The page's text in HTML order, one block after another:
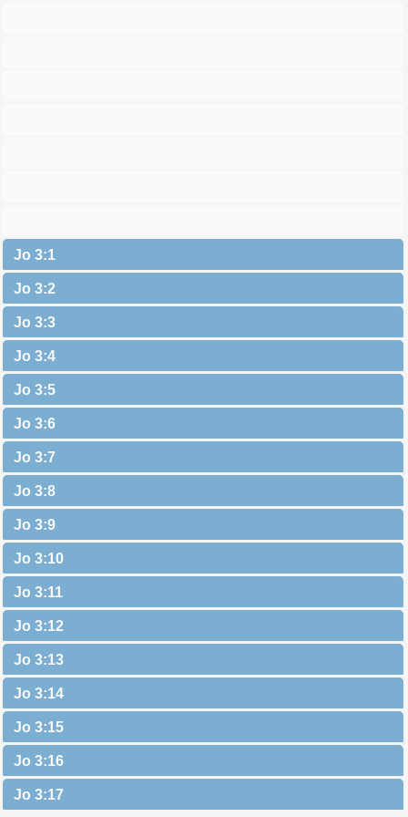
Jo 3:1
Jo 3:2
Jo 3:3
Jo 3:4
Jo 3:5
Jo 3:6
Jo 3:7
Jo 3:8
Jo 3:9
Jo 3:10
Jo 3:11
Jo 3:12
Jo 3:13
Jo 3:14
Jo 3:15
Jo 3:16
Jo 3:17